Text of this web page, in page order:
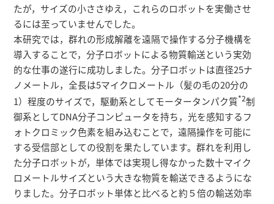
たが，サイズの小ささゆえ，これらのロボットを実働させ
るには至っていませんでした。
本研究では，群れの形成解離を遠隔で操作する分子機構を
導入することで，分子ロボットによる物質輸送という実効
的な仕事の遂行に成功しました。分子ロボットは直径25ナ
ノメートル，全長は5マイクロメートル（髪の毛の20分の
1）程度のサイズで，駆動系としてモータータンパク質*2制
御系としてDNA分子コンピュータを持ち，光を感知するフ
ォトクロミック色素を組み込むことで，遠隔操作を可能に
する受信部としての役割を果たしています。群れを利用し
た分子ロボットが，単体では実現し得なかった数十マイク
ロメートルサイズという大きな物質を輸送できるようにな
りました。分子ロボット単体と比べると約５倍の輸送効率